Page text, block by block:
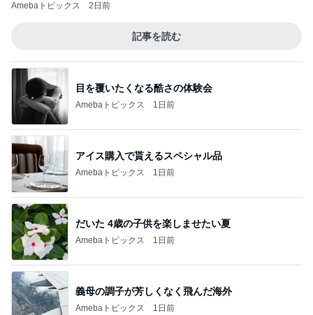
Amebaトピックス 2日前
記事を読む
目を覆いたくなる酷さの体験会
Amebaトピックス 1日前
アイス購入で貰えるスペシャル品
Amebaトピックス 1日前
だいた 4歳の子供を楽しませたい夏
Amebaトピックス 1日前
義母の調子が芳しくなく飛んだ海外
Amebaトピックス 1日前